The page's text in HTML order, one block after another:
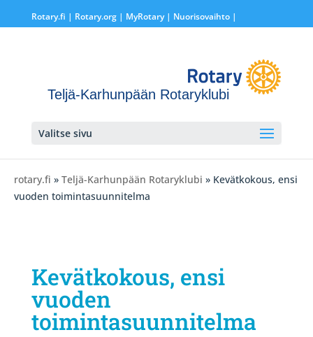
Rotary.fi | Rotary.org| MyRotary | Nuorisovaihto|
Teljä-Karhunpään Rotaryklubi
Valitse sivu
rotary.fi » Teljä-Karhunpään Rotaryklubi » Kevätkokous, ensi
vuoden toimintasuunnitelma
Kevätkokous, ensi
vuoden
toimintasuunnitelma